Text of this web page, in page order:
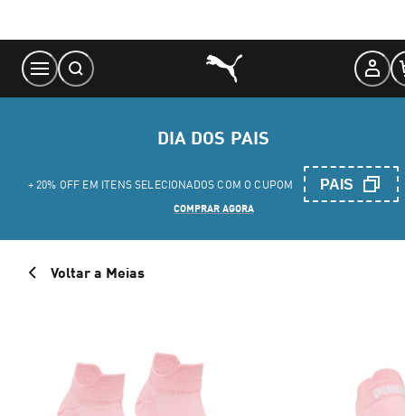
Content
DIA DOS PAIS
+ 20% OFF EM ITENS SELECIONADOS COM O CUPOM PAIS
COMPRAR AGORA
Voltar a Meias